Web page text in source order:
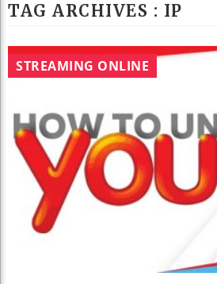
TAG ARCHIVES : IP
STREAMING ONLINE